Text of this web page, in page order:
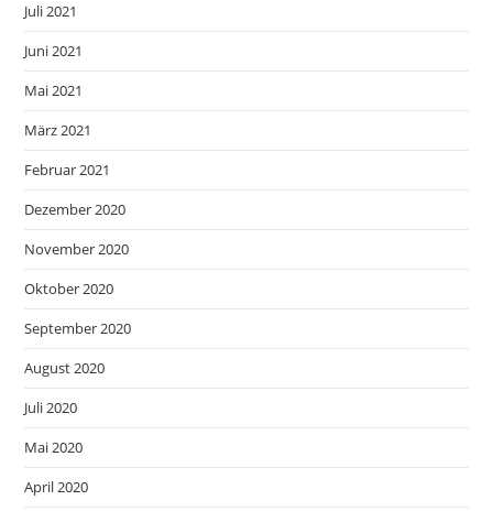
Juli 2021
Juni 2021
Mai 2021
März 2021
Februar 2021
Dezember 2020
November 2020
Oktober 2020
September 2020
August 2020
Juli 2020
Mai 2020
April 2020